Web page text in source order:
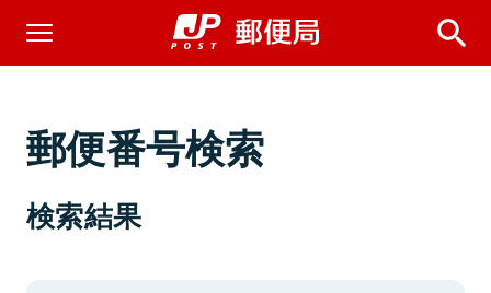
郵便番号検索
検索結果